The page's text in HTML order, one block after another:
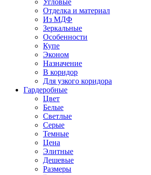
Угловые
Отделка и материал
Из МДФ
Зеркальные
Особенности
Купе
Эконом
Назначение
В коридор
Для узкого коридора
Гардеробные
Цвет
Белые
Светлые
Серые
Темные
Цена
Элитные
Дешевые
Размеры